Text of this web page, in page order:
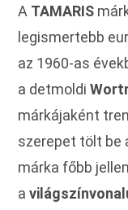
A TAMARIS
legismertebb
az 1960-as
a detmoldi
márkájaként
szerepet tölt be
márka főbb
a